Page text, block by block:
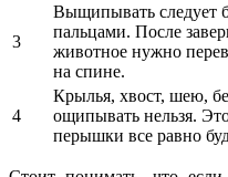
3
Выщипывать следует
пальцами. После
животное нужно
на спине.
4
Крылья, хвост, шею,
ощипывать нельзя.
перышки все равно